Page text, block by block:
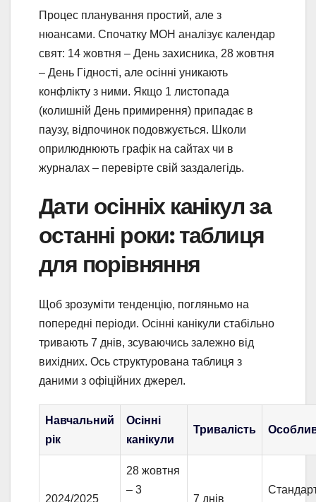
Процес планування простий, але з
нюансами. Спочатку МОН аналізує календар
свят: 14 жовтня – День захисника, 28 жовтня
– День Гідності, але осінні уникають
конфлікту з ними. Якщо 1 листопада
(колишній День примирення) припадає в
паузу, відпочинок подовжується. Школи
оприлюднюють графік на сайтах чи в
журналах – перевірте свій заздалегідь.
Дати осінніх канікул за
останні роки: таблиця
для порівняння
Щоб зрозуміти тенденцію, погляньмо на
попередні періоди. Осінні канікули стабільно
тривають 7 днів, зсуваючись залежно від
вихідних. Ось структурована таблиця з
даними з офіційних джерел.
Навчальний
рік
Осінні
канікули
Тривалість
2024/2025
28 жовтня
– 3
7 днів